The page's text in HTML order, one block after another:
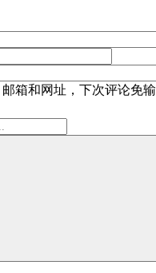
箱和网址，下次评论免输